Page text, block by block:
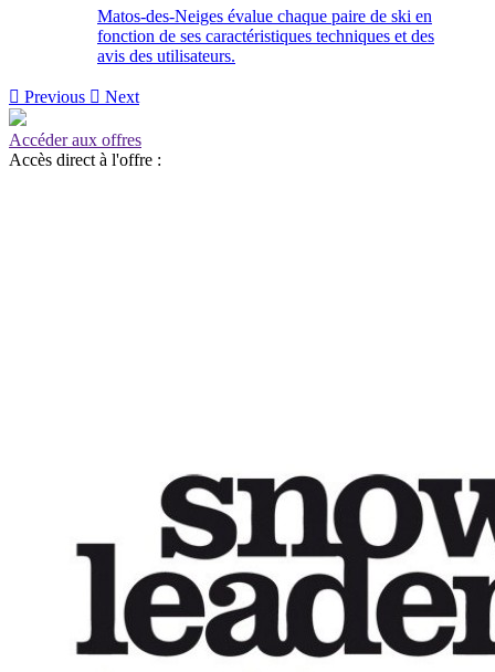
Matos-des-Neiges évalue chaque paire de ski en
fonction de ses caractéristiques techniques et des
avis des utilisateurs.
 Previous  Next
Accéder aux offres
Accès direct à l'offre :